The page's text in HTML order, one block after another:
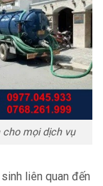
cho mọi dịch vụ
liên quan đến